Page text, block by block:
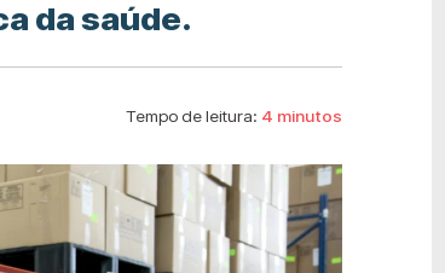
da saúde.
Tempo de leitura: 4 minutos